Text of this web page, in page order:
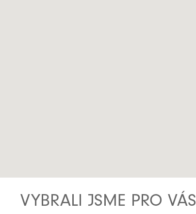
VYBRALI JSME PRO VÁS